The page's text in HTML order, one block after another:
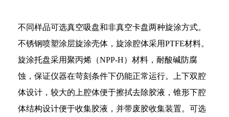
不同样品可选真空吸盘和非真空卡盘两种旋涂方式。
不锈钢喷塑涂层旋涂壳体，旋涂腔体采用PTFE材料。
旋涂托盘采用聚丙烯（NPP-H）材料，耐酸碱防腐
蚀，保证仪器在苛刻条件下仍能正常运行。
上下双腔
体设计，较大的上腔体便于擦拭去除胶液，锥形下腔
体结构设计便于收集胶液，并带废胶收集装置。 可选